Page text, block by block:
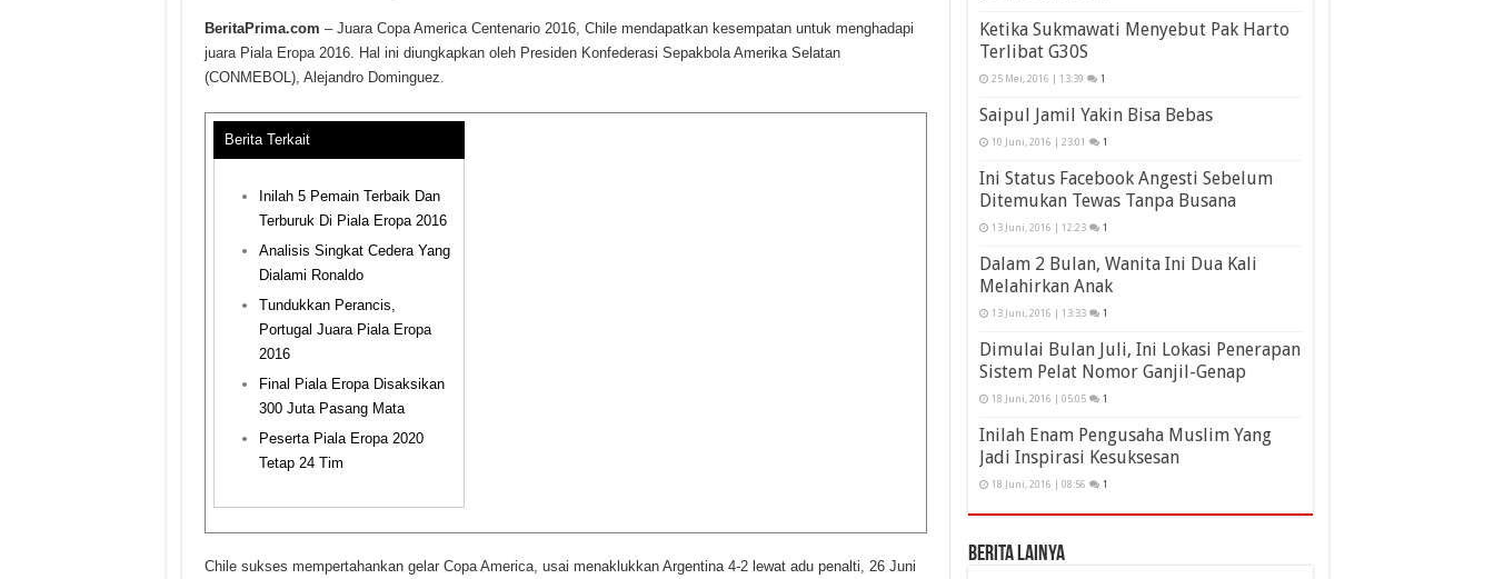
BeritaPrima.com – Juara Copa America Centenario 2016, Chile mendapatkan kesempatan untuk menghadapi
juara Piala Eropa 2016. Hal ini diungkapkan oleh Presiden Konfederasi Sepakbola Amerika Selatan
(CONMEBOL), Alejandro Dominguez.
Berita Terkait
Inilah 5 Pemain Terbaik Dan
Terburuk Di Piala Eropa 2016
Analisis Singkat Cedera Yang
Dialami Ronaldo
Tundukkan Perancis,
Portugal Juara Piala Eropa
2016
Final Piala Eropa Disaksikan
300 Juta Pasang Mata
Peserta Piala Eropa 2020
Tetap 24 Tim
Chile sukses mempertahankan gelar Copa America, usai menaklukkan Argentina 4-2 lewat adu penalti, 26 Juni
Ketika Sukmawati Menyebut Pak Harto
Terlibat G30S
25 Mei, 2016 | 13:39 1
Saipul Jamil Yakin Bisa Bebas
10 Juni, 2016 | 23:01 1
Ini Status Facebook Angesti Sebelum
Ditemukan Tewas Tanpa Busana
13 Juni, 2016 | 12:23 1
Dalam 2 Bulan, Wanita Ini Dua Kali
Melahirkan Anak
13 Juni, 2016 | 13:33 1
Dimulai Bulan Juli, Ini Lokasi Penerapan
Sistem Pelat Nomor Ganjil-Genap
18 Juni, 2016 | 05:05 1
Inilah Enam Pengusaha Muslim Yang
Jadi Inspirasi Kesuksesan
18 Juni, 2016 | 08:56 1
Berita Lainya